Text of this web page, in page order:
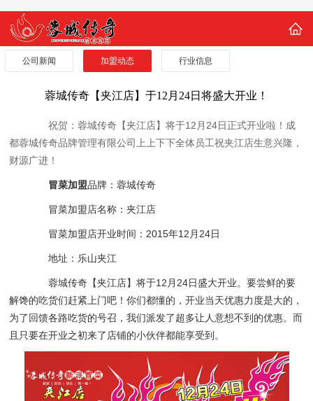
公司新闻 加盟动态 行业信息
蓉城传奇【夹江店】于12月24日将盛大开业！
祝贺：蓉城传奇【夹江店】将于12月24日正式开业啦！成
都蓉城传奇品牌管理有限公司上上下下全体员工祝夹江店生意兴隆，
财源广进！
冒菜加盟品牌：蓉城传奇
冒菜加盟店名称：夹江店
冒菜加盟店开业时间：2015年12月24日
地址：乐山夹江
蓉城传奇【夹江店】将于12月24日盛大开业。要尝鲜的要
解馋的吃货们赶紧上门吧！你们都懂的，开业当天优惠力度是大的，
为了回馈各路吃货的号召，我们派发了超多让人意想不到的优惠。而
且只要在开业之初来了店铺的小伙伴都能享受到。